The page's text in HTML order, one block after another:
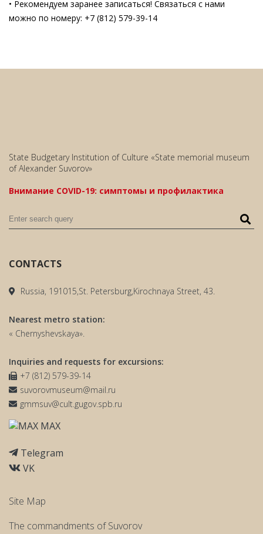
• Рекомендуем заранее записаться! Связаться с нами
можно по номеру: +7 (812) 579-39-14
State Budgetary Institution of Culture «State memorial museum
of Alexander Suvorov»
Внимание COVID-19: симптомы и профилактика
CONTACTS
Russia, 191015,St. Petersburg,Kirochnaya Street, 43.
Nearest metro station:
« Chernyshevskaya».
Inquiries and requests for excursions:
+7 (812) 579-39-14
suvorovmuseum@mail.ru
gmmsuv@cult.gugov.spb.ru
MAX
Telegram
VK
Site Map
The commandments of Suvorov